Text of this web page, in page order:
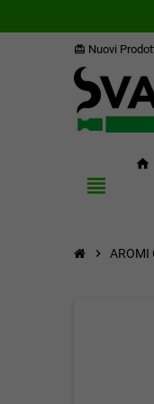
card_giftcard Nuovi
view_headline
home
chevron_right AROMI